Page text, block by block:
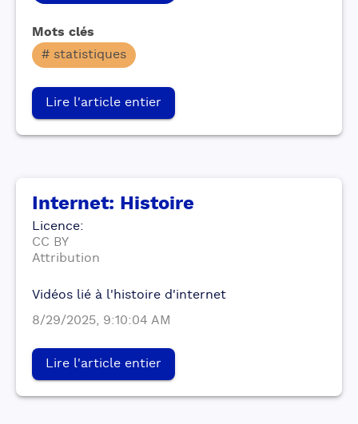
Mots clés
# statistiques
Lire l'article entier
Internet: Histoire
Licence:
CC BY
Attribution
Vidéos lié à l'histoire d'internet
8/29/2025, 9:10:04 AM
Lire l'article entier